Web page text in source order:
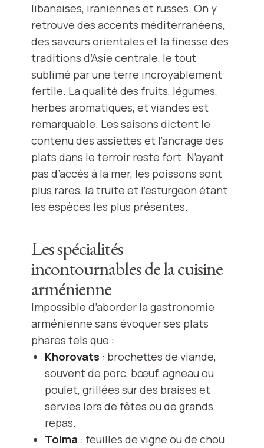
libanaises, iraniennes et russes. On y
retrouve des accents méditerranéens,
des saveurs orientales et la finesse des
traditions d’Asie centrale, le tout
sublimé par une terre incroyablement
fertile. La qualité des fruits, légumes,
herbes aromatiques, et viandes est
remarquable. Les saisons dictent le
contenu des assiettes et l’ancrage des
plats dans le terroir reste fort. N’ayant
pas d’accès à la mer, les poissons sont
plus rares, la truite et l’esturgeon étant
les espèces les plus présentes.
Les spécialités
incontournables de la cuisine
arménienne
Impossible d’aborder la gastronomie
arménienne sans évoquer ses plats
phares tels que :
Khorovats : brochettes de viande,
souvent de porc, bœuf, agneau ou
poulet, grillées sur des braises et
servies lors de fêtes ou de grands
repas.
Tolma : feuilles de vigne ou de chou